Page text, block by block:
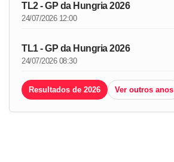
TL2 - GP da Hungria 2026
24/07/2026 12:00
TL1 - GP da Hungria 2026
24/07/2026 08:30
Resultados de 2026 Ver outros anos